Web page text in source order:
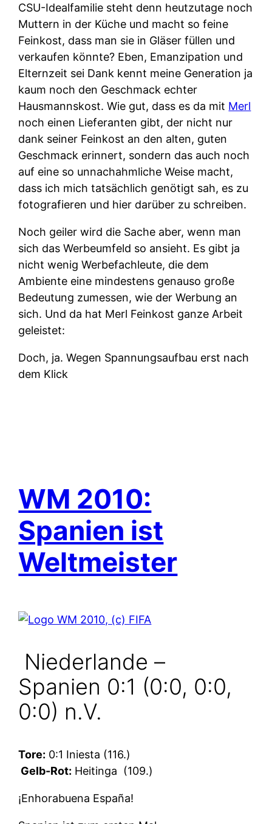
CSU-Idealfamilie steht denn heutzutage noch
Muttern in der Küche und macht so feine
Feinkost, dass man sie in Gläser füllen und
verkaufen könnte? Eben, Emanzipation und
Elternzeit sei Dank kennt meine Generation ja
kaum noch den Geschmack echter
Hausmannskost. Wie gut, dass es da mit Merl
noch einen Lieferanten gibt, der nicht nur
dank seiner Feinkost an den alten, guten
Geschmack erinnert, sondern das auch noch
auf eine so unnachahmliche Weise macht,
dass ich mich tatsächlich genötigt sah, es zu
fotografieren und hier darüber zu schreiben.
Noch geiler wird die Sache aber, wenn man
sich das Werbeumfeld so ansieht. Es gibt ja
nicht wenig Werbefachleute, die dem
Ambiente eine mindestens genauso große
Bedeutung zumessen, wie der Werbung an
sich. Und da hat Merl Feinkost ganze Arbeit
geleistet:
Doch, ja. Wegen Spannungsaufbau erst nach
dem Klick
WM 2010:
Spanien ist
Weltmeister
Niederlande –
Spanien 0:1 (0:0, 0:0,
0:0) n.V.
Tore: 0:1 Iniesta (116.)
Gelb-Rot: Heitinga (109.)
¡Enhorabuena España!